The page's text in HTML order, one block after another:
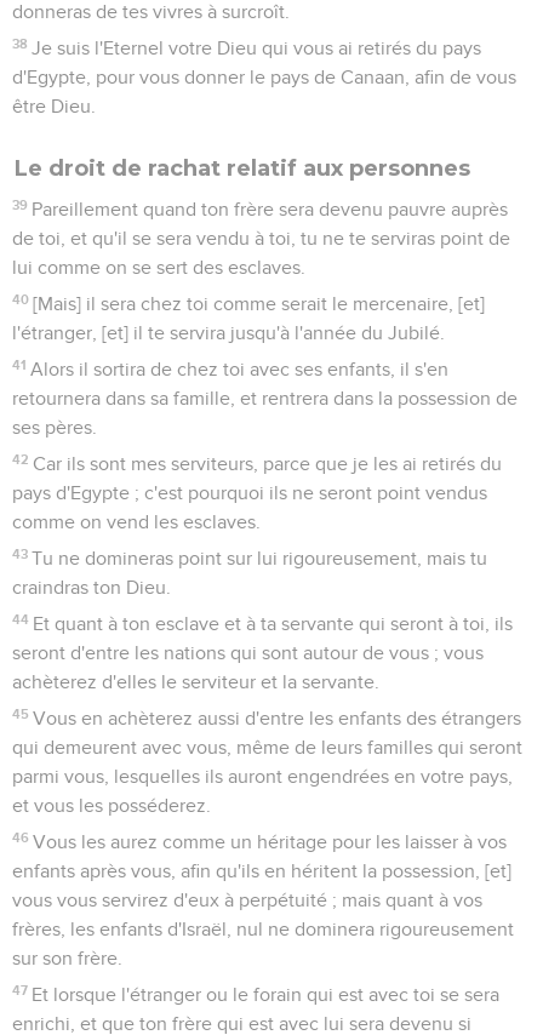
donneras de tes vivres à surcroît.
38 Je suis l'Eternel votre Dieu qui vous ai retirés du pays
d'Egypte, pour vous donner le pays de Canaan, afin de vous
être Dieu.
Le droit de rachat relatif aux personnes
39 Pareillement quand ton frère sera devenu pauvre auprès
de toi, et qu'il se sera vendu à toi, tu ne te serviras point de
lui comme on se sert des esclaves.
40 [Mais] il sera chez toi comme serait le mercenaire, [et]
l'étranger, [et] il te servira jusqu'à l'année du Jubilé.
41 Alors il sortira de chez toi avec ses enfants, il s'en
retournera dans sa famille, et rentrera dans la possession de
ses pères.
42 Car ils sont mes serviteurs, parce que je les ai retirés du
pays d'Egypte ; c'est pourquoi ils ne seront point vendus
comme on vend les esclaves.
43 Tu ne domineras point sur lui rigoureusement, mais tu
craindras ton Dieu.
44 Et quant à ton esclave et à ta servante qui seront à toi, ils
seront d'entre les nations qui sont autour de vous ; vous
achèterez d'elles le serviteur et la servante.
45 Vous en achèterez aussi d'entre les enfants des étrangers
qui demeurent avec vous, même de leurs familles qui seront
parmi vous, lesquelles ils auront engendrées en votre pays,
et vous les posséderez.
46 Vous les aurez comme un héritage pour les laisser à vos
enfants après vous, afin qu'ils en héritent la possession, [et]
vous vous servirez d'eux à perpétuité ; mais quant à vos
frères, les enfants d'Israël, nul ne dominera rigoureusement
sur son frère.
47 Et lorsque l'étranger ou le forain qui est avec toi se sera
enrichi, et que ton frère qui est avec lui sera devenu si